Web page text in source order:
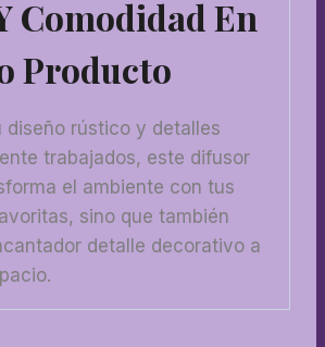
Comodidad En
Producto
diseño rústico y detalles
trabajados, este difusor
el ambiente con tus
sino que también
detalle decorativo a